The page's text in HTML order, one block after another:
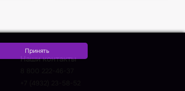
Наши контакты